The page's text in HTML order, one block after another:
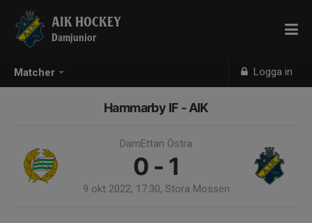
Matcher Logga in
AIK HOCKEY
Damjunior
Hammarby IF - AIK
DamEttan Östra
0 - 1
9 okt 2022, 17:30, Stora Mossen